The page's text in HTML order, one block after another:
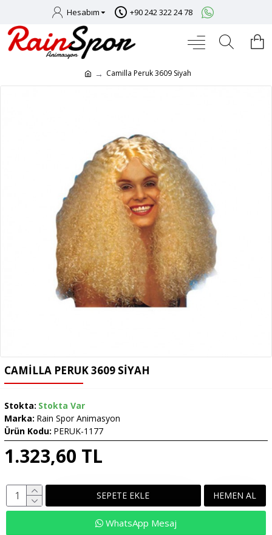
Hesabım +90 242 322 24 78
Camilla Peruk 3609 Siyah
CAMILLA PERUK 3609 SIYAH
1.323,60 TL
Stokta: Stokta Var
Marka: Rain Spor Animasyon
Ürün Kodu: PERUK-1177
SEPETE EKLE HEMEN AL
WhatsApp Mesaj